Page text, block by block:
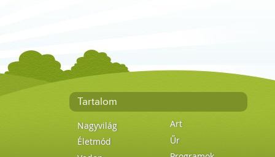
Tartalom
Nagyvilág
Életmód
Art
Űr